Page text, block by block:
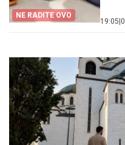
NE RADITE OVO
19:05|0